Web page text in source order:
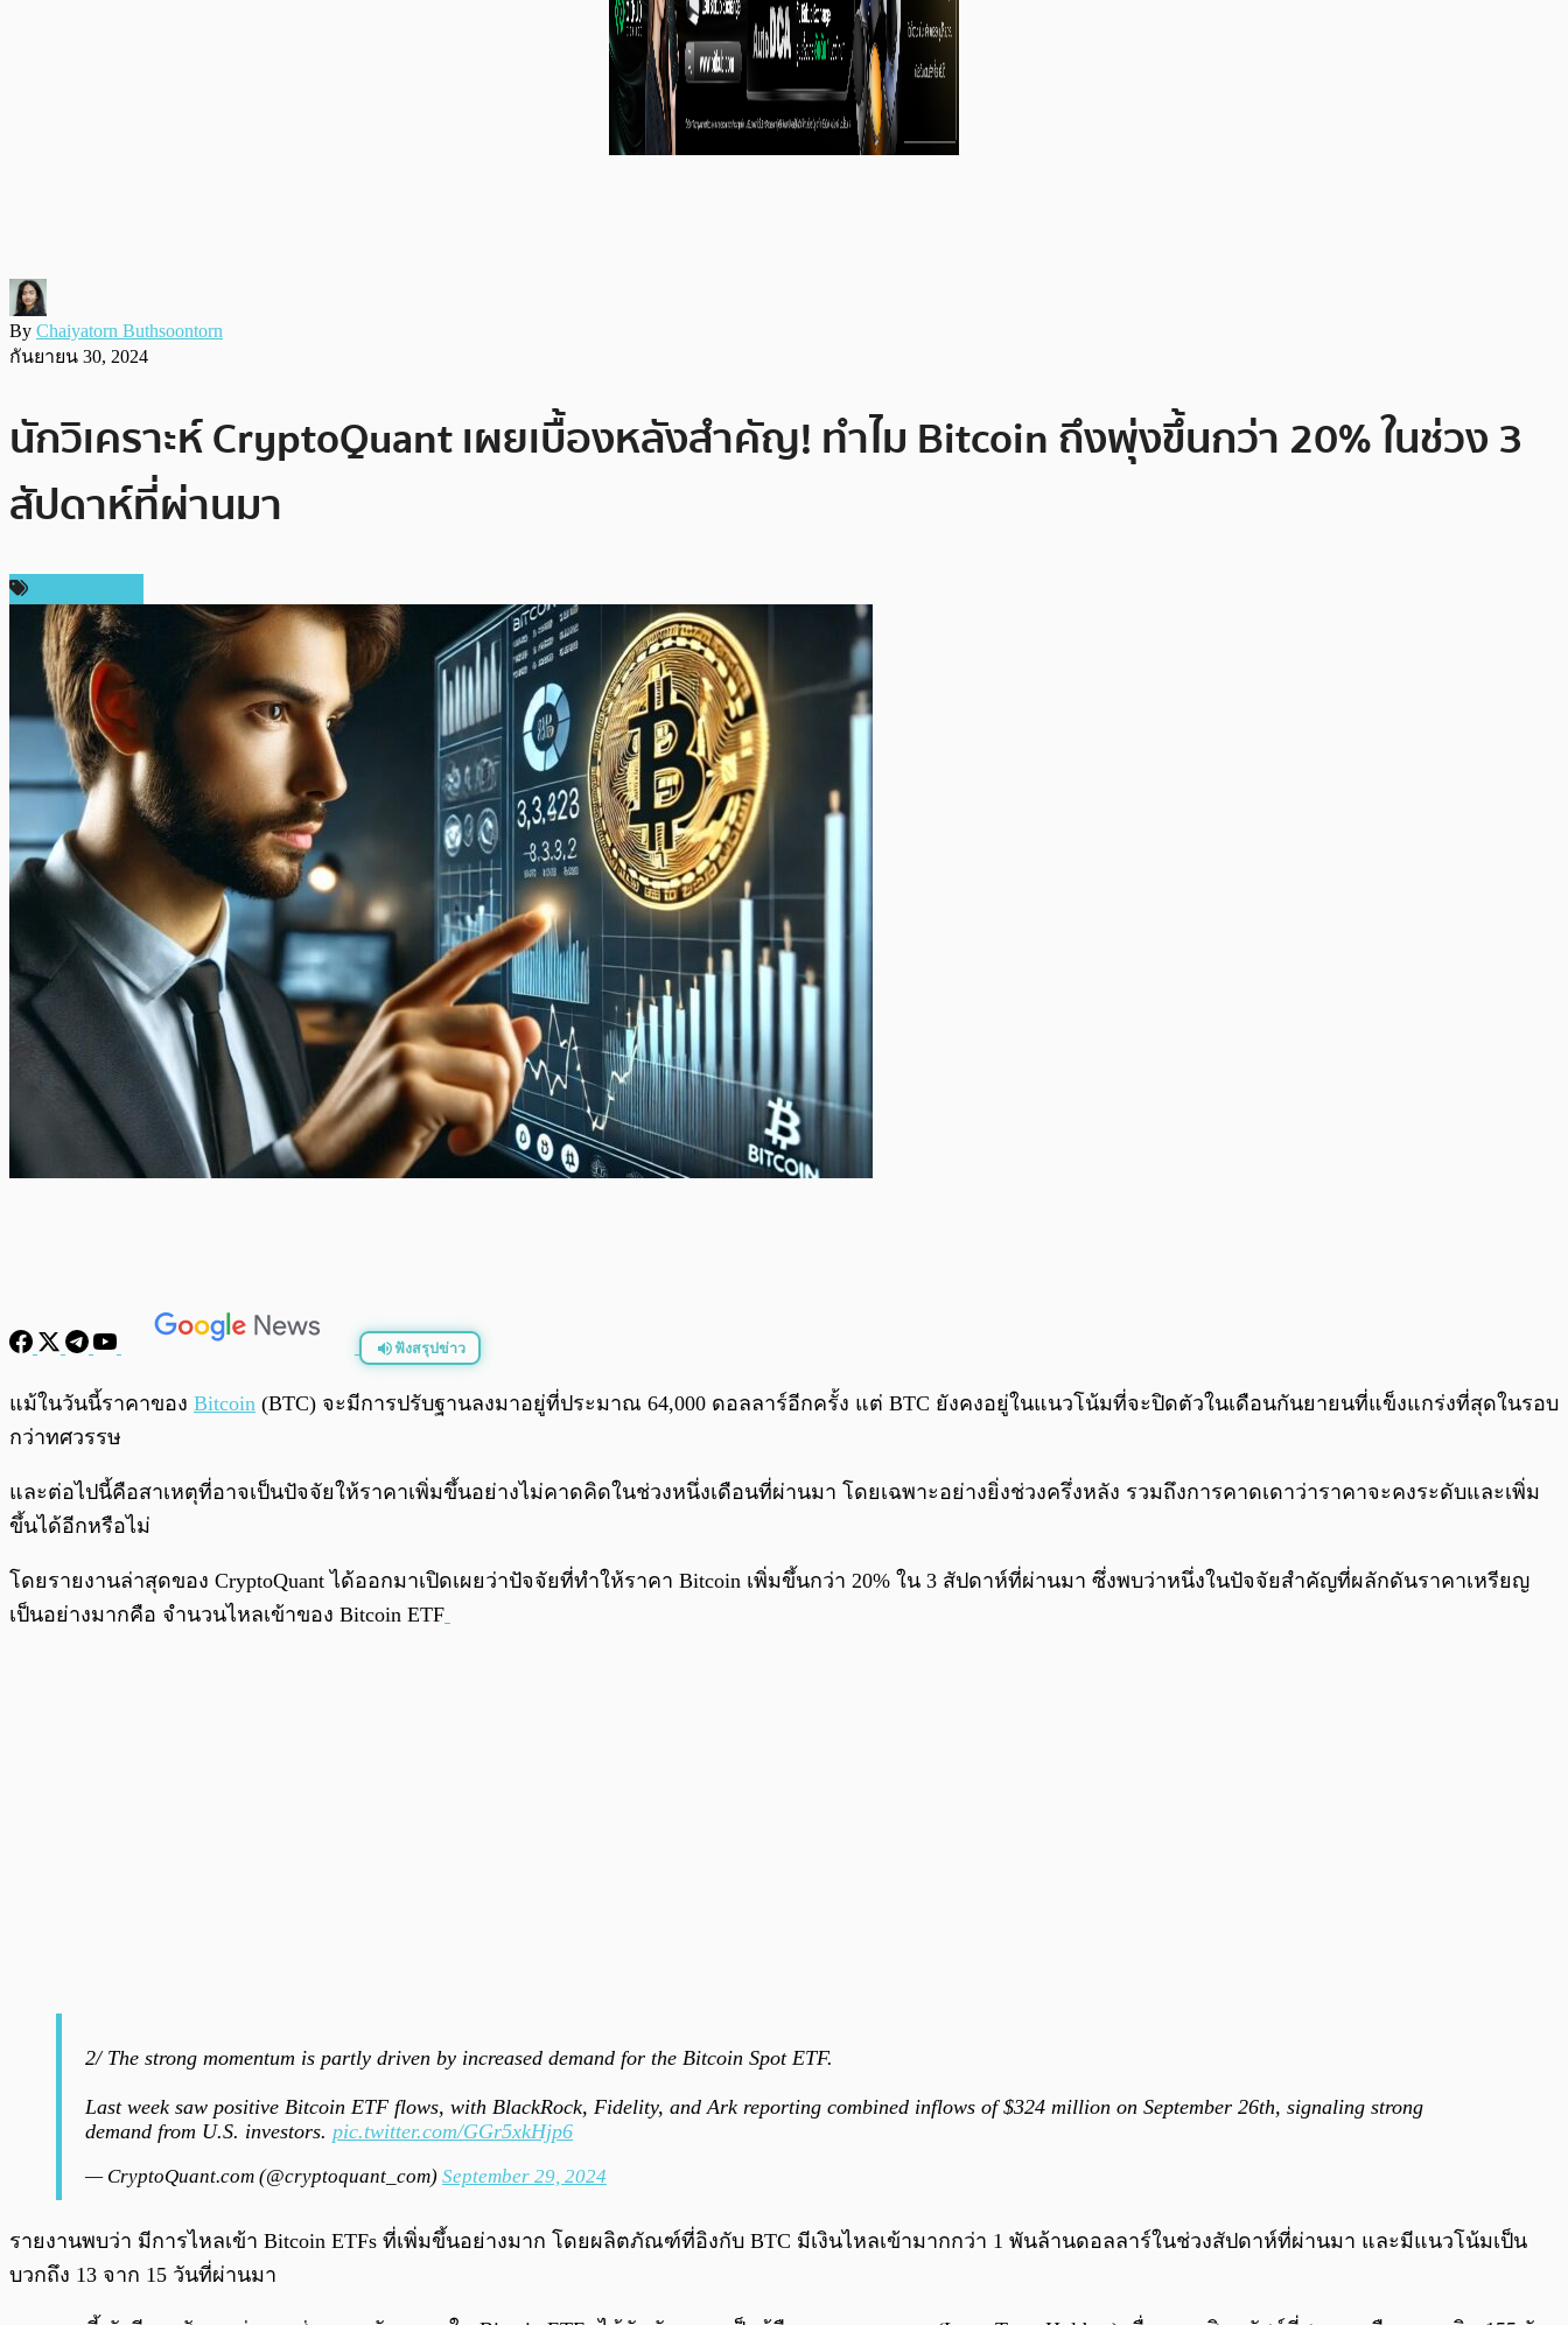
By Chaiyatorn Buthsoontorn
กันยายน 30, 2024
นักวิเคราะห์ CryptoQuant เผยเบื้องหลังสำคัญ! ทำไม Bitcoin ถึงพุ่งขึ้นกว่า 20% ในช่วง 3
สัปดาห์ที่ผ่านมา
ฟังสรุปข่าว
พร้อมเล่น / 0:00
แม้ในวันนี้ราคาของ Bitcoin (BTC) จะมีการปรับฐานลงมาอยู่ที่ประมาณ 64,000 ดอลลาร์อีกครั้ง แต่ BTC ยังคงอยู่ในแนวโน้มที่จะปิดตัวในเดือนกันยายนที่แข็งแกร่งที่สุดในรอบ
กว่าทศวรรษ
และต่อไปนี้คือสาเหตุที่อาจเป็นปัจจัยให้ราคาเพิ่มขึ้นอย่างไม่คาดคิดในช่วงหนึ่งเดือนที่ผ่านมา โดยเฉพาะอย่างยิ่งช่วงครึ่งหลัง รวมถึงการคาดเดาว่าราคาจะคงระดับและเพิ่ม
ขึ้นได้อีกหรือไม่
โดยรายงานล่าสุดของ CryptoQuant ได้ออกมาเปิดเผยว่าปัจจัยที่ทำให้ราคา Bitcoin เพิ่มขึ้นกว่า 20% ใน 3 สัปดาห์ที่ผ่านมา ซึ่งพบว่าหนึ่งในปัจจัยสำคัญที่ผลักดันราคาเหรียญ
เป็นอย่างมากคือ จำนวนไหลเข้าของ Bitcoin ETF
2/ The strong momentum is partly driven by increased demand for the Bitcoin Spot ETF.
Last week saw positive Bitcoin ETF flows, with BlackRock, Fidelity, and Ark reporting combined inflows of $324 million on September 26th, signaling strong
demand from U.S. investors. pic.twitter.com/GGr5xkHjp6
— CryptoQuant.com (@cryptoquant_com) September 29, 2024
รายงานพบว่า มีการไหลเข้า Bitcoin ETFs ที่เพิ่มขึ้นอย่างมาก โดยผลิตภัณฑ์ที่อิงกับ BTC มีเงินไหลเข้ามากกว่า 1 พันล้านดอลลาร์ในช่วงสัปดาห์ที่ผ่านมา และมีแนวโน้มเป็น
บวกถึง 13 จาก 15 วันที่ผ่านมา